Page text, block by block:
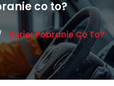
co to?
Kurier Pobranie Co To?